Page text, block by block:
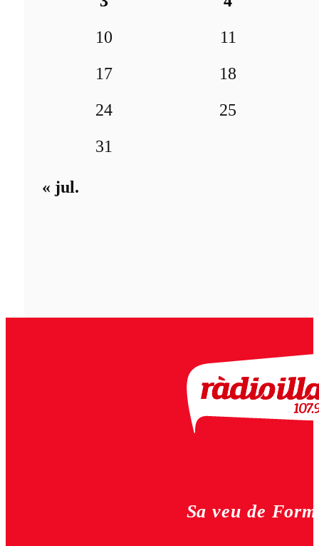
10
11
17
18
24
25
31
« jul.
Sa veu de